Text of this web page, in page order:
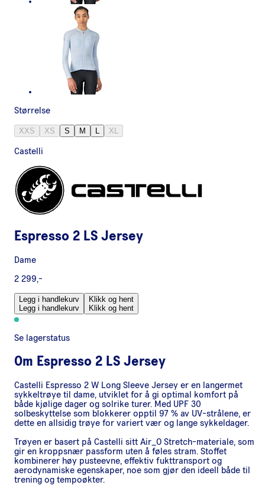
Størrelse
XXS XS S M L XL
Castelli
Espresso 2 LS Jersey
Dame
2 299,-
Legg i handlekurv
Legg i handlekurv
Klikk og hent
Klikk og hent
Se lagerstatus
Om Espresso 2 LS Jersey
Castelli Espresso 2 W Long Sleeve Jersey er en langermet
sykkeltrøye til dame, utviklet for å gi optimal komfort på
både kjølige dager og solrike turer. Med UPF 30
solbeskyttelse som blokkerer opptil 97 % av UV-strålene, er
dette en allsidig trøye for variert vær og lange sykkeldager.
Trøyen er basert på Castelli sitt Air_O Stretch-materiale, som
gir en kroppsnær passform uten å føles stram. Stoffet
kombinerer høy pusteevne, effektiv fukttransport og
aerodynamiske egenskaper, noe som gjør den ideell både til
trening og tempoøkter.